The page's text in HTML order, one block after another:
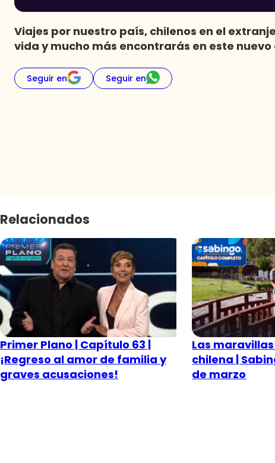
Viajes por nuestro país, chilenos en el
vida y mucho más encontrarás en este
Seguir en Seguir en
Relacionados
Primer Plano | Capítulo 63 |
¡Regreso al amor de familia y
graves acusaciones!
Las
chilena |
de marzo